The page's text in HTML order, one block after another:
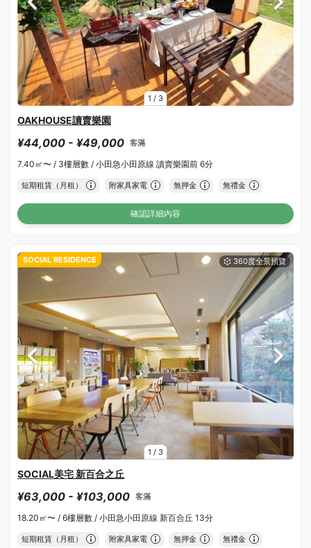
1 / 3
OAKHOUSE讀賣樂園
¥44,000 - ¥49,000 客滿
7.40㎡〜 / 3樓層數 / 小田急小田原線 讀賣樂園前 6分
短期租賃（月租） 附家具家電 無押金 無禮金
確認詳細內容
1 / 3
SOCIAL RESIDENCE
SOCIAL美宅 新百合之丘
¥63,000 - ¥103,000 客滿
18.20㎡〜 / 6樓層數 / 小田急小田原線 新百合丘 13分
短期租賃（月租） 附家具家電 無押金 無禮金